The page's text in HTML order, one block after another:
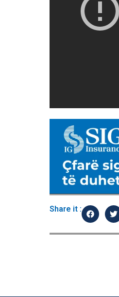
Share it :